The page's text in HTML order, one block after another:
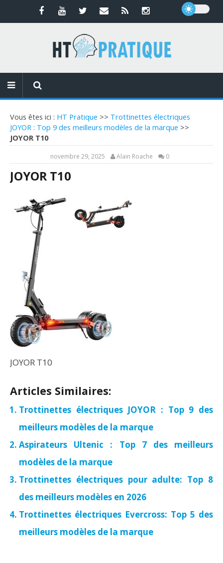
Vous êtes ici : HT Pratique >> Trottinettes électriques
JOYOR : Top 9 des meilleurs modèles de la marque >>
JOYOR T10
novembre 29, 2025 Alain Roache 0
JOYOR T10
JOYOR T10
Articles Similaires:
Trottinettes électriques JOYOR : Top 9 des
meilleurs modèles de la marque
Aspirateurs Ultenic : Top 7 des meilleurs
modèles de la marque
Trottinettes électriques pour adulte: Top 8
des meilleurs modèles en 2026
Trottinettes électriques Evercross: Top 5 des
meilleurs modèles de la marque